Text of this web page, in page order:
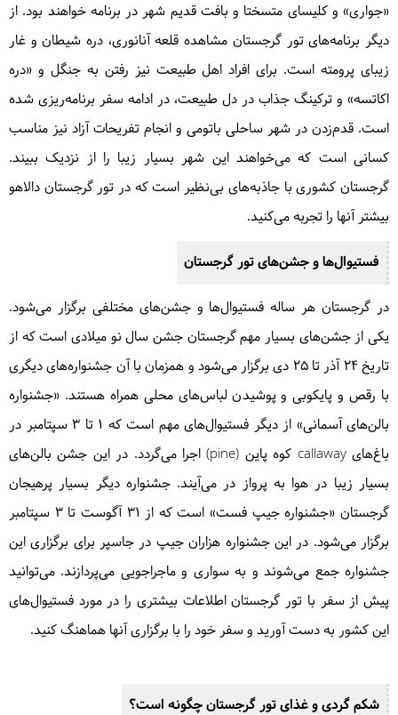
«جواری» و کلیسای متسختا و بافت قدیم شهر در برنامه خواهند بود. از
دیگر برنامه‌های تور گرجستان مشاهده قلعه آنانوری، دره شیطان و غار
زیبای پرومته است. برای افراد اهل طبیعت نیز رفتن به جنگل و «دره
اکاتسه» و ترکینگ جذاب در دل طبیعت، در ادامه سفر برنامه‌ریزی شده
است. قدم‌زدن در شهر ساحلی باتومی و انجام تفریحات آزاد نیز مناسب
کسانی است که می‌خواهند این شهر بسیار زیبا را از نزدیک ببیند.
گرجستان کشوری با جاذبه‌های بی‌نظیر است که در تور گرجستان دالاهو
بیشتر آنها را تجربه می‌کنید.
فستیوال‌ها و جشن‌های تور گرجستان
در گرجستان هر ساله فستیوال‌ها و جشن‌های مختلفی برگزار می‌شود.
یکی از جشن‌های بسیار مهم گرجستان جشن سال نو میلادی است که از
تاریخ ۲۴ آذر تا ۲۵ دی برگزار می‌شود و همزمان با آن جشنواره‌های دیگری
با رقص و پایکوبی و پوشیدن لباس‌های محلی همراه هستند. «جشنواره
بالن‌های آسمانی» از دیگر فستیوال‌های مهم است که 1 تا ۳ سپتامبر در
باغ‌های callaway کوه پاین (pine) اجرا می‌گردد. در این جشن بالن‌های
بسیار زیبا در هوا به پرواز در می‌آیند. جشنواره دیگر بسیار پرهیجان
گرجستان «جشنواره جیپ فست» است که از ۳۱ آگوست تا ۳ سپتامبر
برگزار می‌شود. در این جشنواره هزاران جیپ در جاسپر برای برگزاری این
جشنواره جمع می‌شوند و به سواری و ماجراجویی می‌پردازند. می‌توانید
پیش از سفر با تور گرجستان اطلاعات بیشتری را در مورد فستیوال‌های
این کشور به دست آورید و سفر خود را با برگزاری آنها هماهنگ کنید.
شکم گردی و غذای تور گرجستان چگونه است؟